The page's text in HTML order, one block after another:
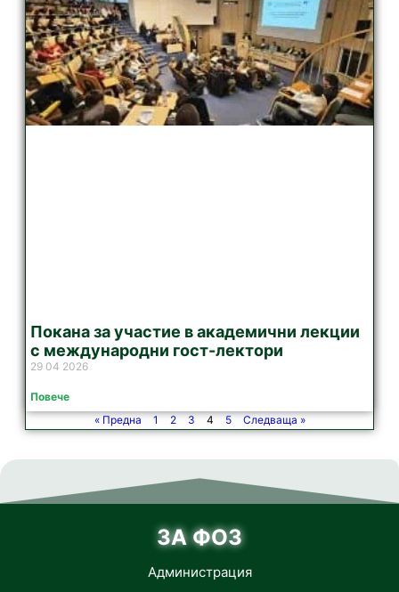
Покана за участие в академични лекции
с международни гост-лектори
29 04 2026
Повече
« Предна
1 2 3 4 5 Следваща »
ЗА ФОЗ
Администрация